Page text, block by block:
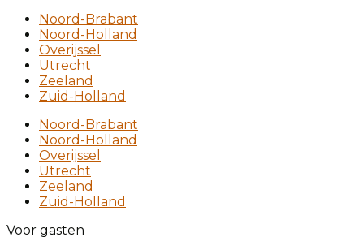
Noord-Brabant
Noord-Holland
Overijssel
Utrecht
Zeeland
Zuid-Holland
Noord-Brabant
Noord-Holland
Overijssel
Utrecht
Zeeland
Zuid-Holland
Voor gasten